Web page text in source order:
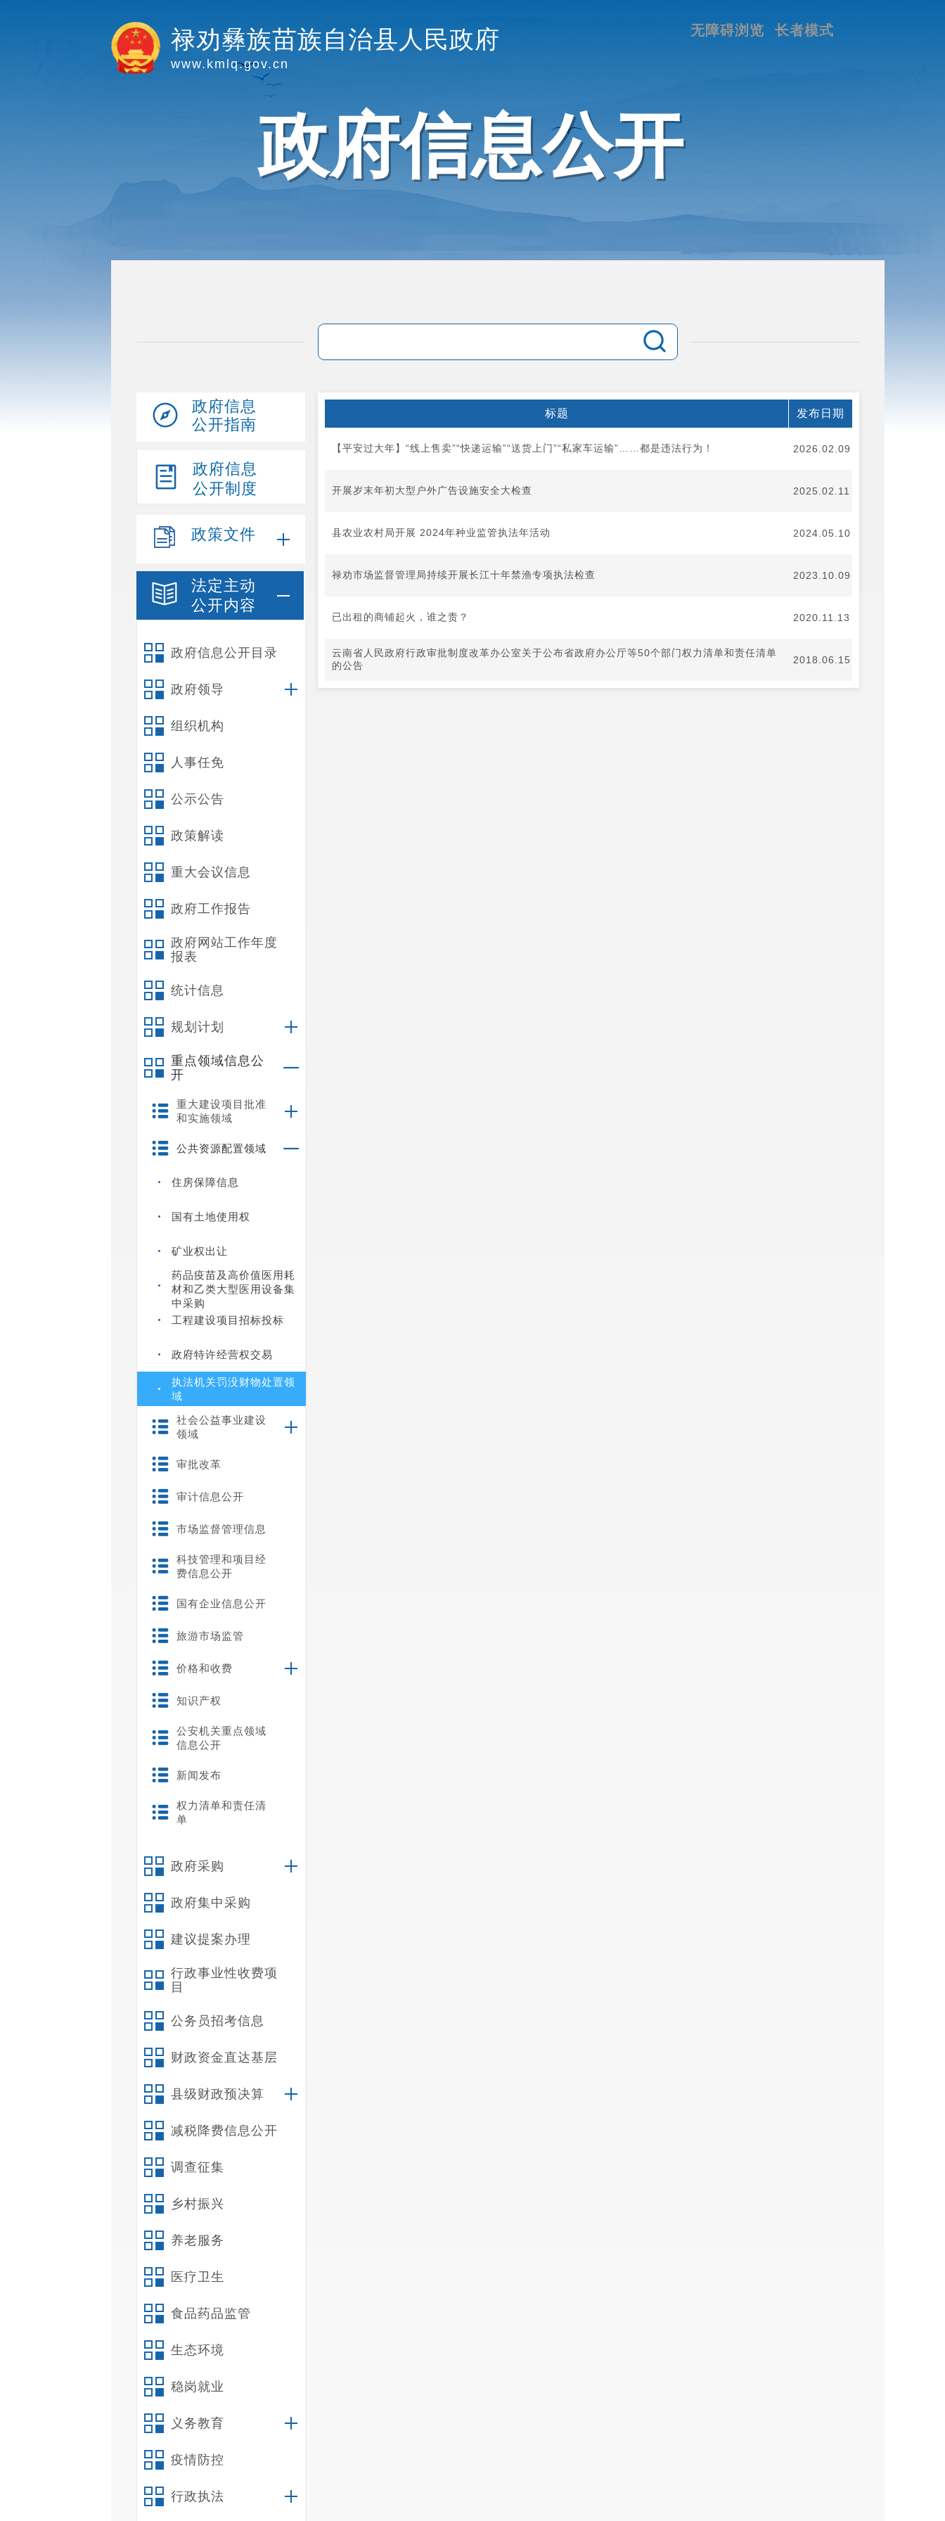
禄劝彝族苗族自治县人民政府
www.kmlq.gov.cn
长者模式
无障碍浏览
政府信息公开
政府信息
公开指南
政府信息
公开制度
政策文件
法定主动
公开内容
政府信息公开目录
政府领导
组织机构
人事任免
公示公告
政策解读
重大会议信息
政府工作报告
政府网站工作年度
报表
统计信息
规划计划
重点领域信息公
开
重大建设项目批准
和实施领域
公共资源配置领域
住房保障信息
国有土地使用权
矿业权出让
药品疫苗及高价值医用耗
材和乙类大型医用设备集
中采购
工程建设项目招标投标
政府特许经营权交易
执法机关罚没财物处置领
域
社会公益事业建设
领域
审批改革
审计信息公开
市场监督管理信息
科技管理和项目经
费信息公开
国有企业信息公开
旅游市场监管
价格和收费
知识产权
公安机关重点领域
信息公开
新闻发布
权力清单和责任清
单
政府采购
政府集中采购
建议提案办理
行政事业性收费项
目
公务员招考信息
财政资金直达基层
县级财政预决算
减税降费信息公开
调查征集
乡村振兴
养老服务
医疗卫生
食品药品监管
生态环境
稳岗就业
义务教育
疫情防控
行政执法
标题 发布日期
【平安过大年】“线上售卖”“快递运输”“送货上门”“私家车运输”……都是违法行为！ 2026.02.09
开展岁末年初大型户外广告设施安全大检查 2025.02.11
县农业农村局开展 2024年种业监管执法年活动 2024.05.10
禄劝市场监督管理局持续开展长江十年禁渔专项执法检查 2023.10.09
已出租的商铺起火，谁之责？ 2020.11.13
云南省人民政府行政审批制度改革办公室关于公布省政府办公厅等50个部门权力清单和责任清单
的公告
2018.06.15